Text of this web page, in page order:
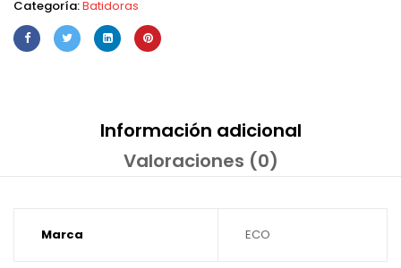
Categoría:Batidoras
Información adicional
Valoraciones (0)
Marca ECO